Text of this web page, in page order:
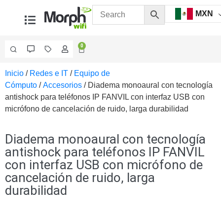
MXN
0
Videovigilancia
Accesorios
Generales
Accesorios
Fibra
para
Computadora
y
Smartphones Cajas
de
Inicio / Redes e IT / Equipo de
Cómputo /Accesorios / Diadema monoaural con tecnología
antishock para teléfonos IP FANVIL con interfaz USB con
micrófono de cancelación de ruido, larga durabilidad
Diadema monoaural con tecnología
antishock para teléfonos IP FANVIL
con interfaz USB con micrófono de
cancelación de ruido, larga
durabilidad